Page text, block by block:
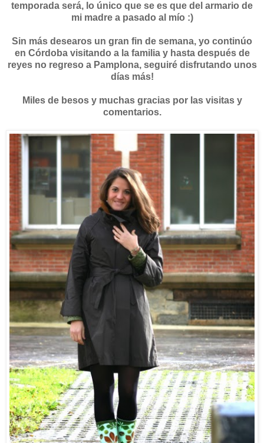
temporada será, lo único que se es que del armario de
mi madre a pasado al mío :)
Sin más desearos un gran fin de semana, yo continúo
en Córdoba visitando a la familia y hasta después de
reyes no regreso a Pamplona, seguiré disfrutando unos
días más!
Miles de besos y muchas gracias por las visitas y
comentarios.